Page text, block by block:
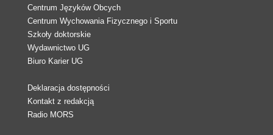
Centrum Języków Obcych
Centrum Wychowania Fizycznego i Sportu
Szkoły doktorskie
Wydawnictwo UG
Biuro Karier UG
Deklaracja dostępności
Kontakt z redakcją
Radio MORS